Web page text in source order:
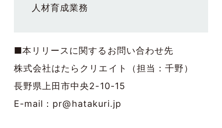
人材育成業務
■本リリースに関するお問い合わせ先
株式会社はたらクリエイト（担当：千野）
長野県上田市中央2-10-15
E-mail：pr@hatakuri.jp